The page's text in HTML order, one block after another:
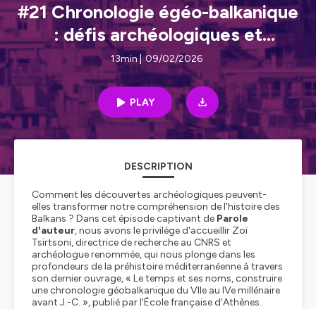
#21 Chronologie égéo-balkanique
: défis archéologiques et
nouvelles perspectives sur
l'Histoire ancienne par Zoi
Tsirtsoni
13min| 09/02/2026
PLAY
DESCRIPTION
Comment les découvertes archéologiques peuvent-
elles transformer notre compréhension de l'histoire des
Balkans ? Dans cet épisode captivant de Parole
d'auteur, nous avons le privilège d'accueillir Zoï
Tsirtsoni, directrice de recherche au CNRS et
archéologue renommée, qui nous plonge dans les
profondeurs de la préhistoire méditerranéenne à travers
son dernier ouvrage, « Le temps et ses noms, construire
une chronologie géobalkanique du VIIe au IVe millénaire
avant J.-C. », publié par l'École française d'Athènes.